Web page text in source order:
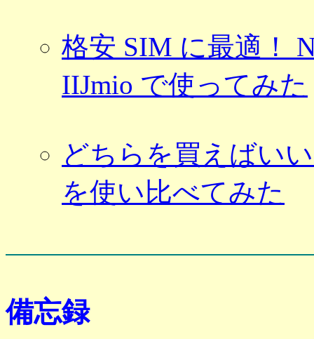
格安 SIM に最適！
IIJmio で使ってみた
どちらを買えばい
を使い比べてみた
備忘録